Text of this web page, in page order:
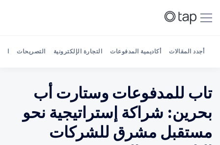
Search Tap Payments
أجدد المقالات أكاديمية المدفوعات التجارة الإلكترونية التصريحات
تاب للمدفوعات وستارت أب
بحرين: شراكة إستراتيجية نحو
مستقبل مشرق للشركات